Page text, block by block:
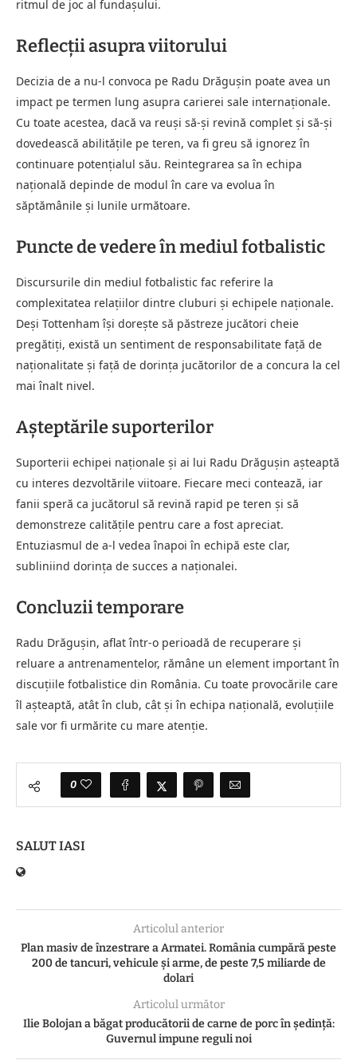
ritmul de joc al fundașului.
Reflecții asupra viitorului
Decizia de a nu-l convoca pe Radu Drăgușin poate avea un
impact pe termen lung asupra carierei sale internaționale.
Cu toate acestea, dacă va reuși să-și revină complet și să-și
dovedească abilitățile pe teren, va fi greu să ignorez în
continuare potențialul său. Reintegrarea sa în echipa
națională depinde de modul în care va evolua în
săptămânile și lunile următoare.
Puncte de vedere în mediul fotbalistic
Discursurile din mediul fotbalistic fac referire la
complexitatea relațiilor dintre cluburi și echipele naționale.
Deși Tottenham își dorește să păstreze jucători cheie
pregătiți, există un sentiment de responsabilitate față de
naționalitate și față de dorința jucătorilor de a concura la cel
mai înalt nivel.
Așteptările suporterilor
Suporterii echipei naționale și ai lui Radu Drăgușin așteaptă
cu interes dezvoltările viitoare. Fiecare meci contează, iar
fanii speră ca jucătorul să revină rapid pe teren și să
demonstreze calitățile pentru care a fost apreciat.
Entuziasmul de a-l vedea înapoi în echipă este clar,
subliniind dorința de succes a naționalei.
Concluzii temporare
Radu Drăgușin, aflat într-o perioadă de recuperare și
reluare a antrenamentelor, rămâne un element important în
discuțiile fotbalistice din România. Cu toate provocările care
îl așteaptă, atât în club, cât și în echipa națională, evoluțiile
sale vor fi urmărite cu mare atenție.
0
SALUT IASI
Articolul anterior
Plan masiv de înzestrare a Armatei. România cumpără peste
200 de tancuri, vehicule și arme, de peste 7,5 miliarde de
dolari
Articolul următor
Ilie Bolojan a băgat producătorii de carne de porc în ședință:
Guvernul impune reguli noi